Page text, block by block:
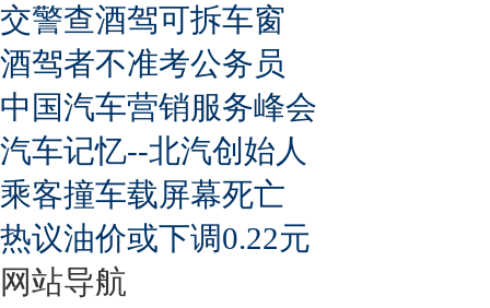
交警查酒驾可拆车窗
酒驾者不准考公务员
中国汽车营销服务峰会
汽车记忆--北汽创始人
乘客撞车载屏幕死亡
热议油价或下调0.22元
网站导航